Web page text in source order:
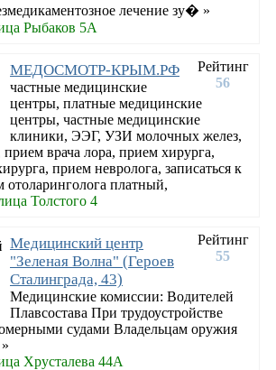
лечение зу� »
Рыбаков 5А
Рейтинг
56
МЕДОСМОТР-КРЫМ.РФ
частные медицинские
центры, платные медицинские
центры, частные медицинские
клиники, ЭЭГ, УЗИ молочных желез,
врача лора, прием хирурга,
прием невролога, записаться к
отоларинголога платный,
Толстого 4
Рейтинг
55
Медицинский центр
"Зеленая Волна" (Героев
Сталинграда, 43)
Медицинские комиссии: Водителей
Плавсостава При трудоустройстве
судами Владельцам оружия
Хрусталева 44А